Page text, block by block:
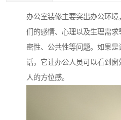
办公室装修主要突出办公环
们的感情、心理以及生理需
密性、公共性等问题。如果
话，它让办公人员可以看到
人的方位感。